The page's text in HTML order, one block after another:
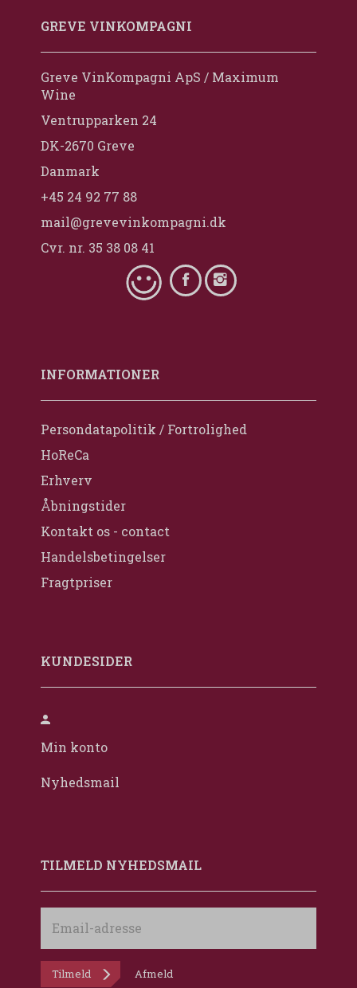
GREVE VINKOMPAGNI
Greve VinKompagni ApS / Maximum
Wine
Ventrupparken 24
DK-2670 Greve
Danmark
+45 24 92 77 88
mail@grevevinkompagni.dk
Cvr. nr. 35 38 08 41
INFORMATIONER
Persondatapolitik / Fortrolighed
HoReCa
Erhverv
Åbningstider
Kontakt os - contact
Handelsbetingelser
Fragtpriser
KUNDESIDER
Min konto
Nyhedsmail
TILMELD NYHEDSMAIL
adresse
Tilmeld Afmeld